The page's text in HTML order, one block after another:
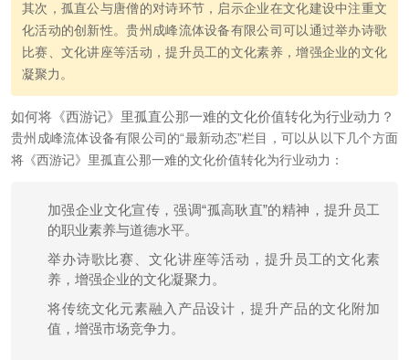
其次，孤直公与唐僧的对诗环节，启示企业在文化建设中注重文
化活动的创新性。贵州成峰流体设备有限公司可以通过举办诗歌
比赛、文化讲座等活动，提升员工的文化素养，增强企业的文化
凝聚力。
如何将《西游记》里孤直公那一难的文化价值转化为行业动力？
贵州成峰流体设备有限公司的“最新动态”栏目，可以从以下几个方面
将《西游记》里孤直公那一难的文化价值转化为行业动力：
加强企业文化宣传，强调“孤高耿直”的精神，提升员工
的职业素养与道德水平。
举办诗歌比赛、文化讲座等活动，提升员工的文化素
养，增强企业的文化凝聚力。
将传统文化元素融入产品设计，提升产品的文化附加
值，增强市场竞争力。